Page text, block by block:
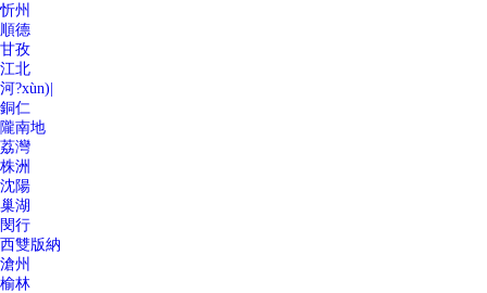
忻州
順德
甘孜
江北
河?xùn)|
銅仁
隴南地
荔灣
株洲
沈陽
巢湖
閔行
西雙版納
滄州
榆林